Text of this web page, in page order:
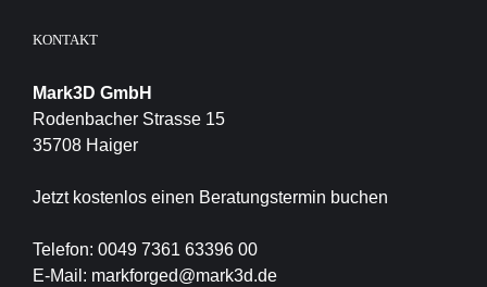
KONTAKT
Mark3D GmbH
Rodenbacher Strasse 15
35708 Haiger
Jetzt kostenlos einen Beratungstermin buchen
Telefon: 0049 7361 63396 00
E-Mail: markforged@mark3d.de